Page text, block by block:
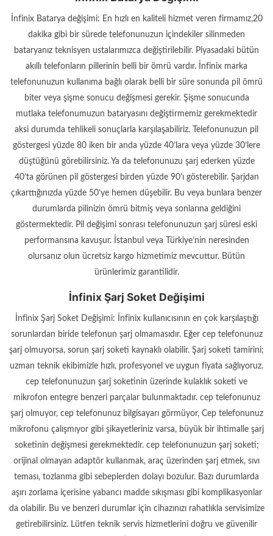
İnfinix Batarya değişimi: En hızlı en kaliteli hizmet veren firmamız,20
dakika gibi bir sürede telefonunuzun içindekiler silinmeden
bataryanız teknisyen ustalarımızca değiştirilebilir. Piyasadaki bütün
akıllı telefonların pillerinin belli bir ömrü vardır. İnfinix marka
telefonunuzun kullanıma bağlı olarak belli bir süre sonunda pil ömrü
biter veya şişme sonucu değişmesi gerekir. Şişme sonucunda
mutlaka telefonumuzun bataryasını değiştirmemiz gerekmektedir
aksi durumda tehlikeli sonuçlarla karşılaşabiliriz. Telefonunuzun pil
göstergesi yüzde 80 iken bir anda yüzde 40’lara veya yüzde 30’lere
düştüğünü görebilirsiniz. Ya da telefonunuzu şarj ederken yüzde
40’ta görünen pil göstergesi birden yüzde 90’ı gösterebilir. Şarjdan
çıkarttığınızda yüzde 50’ye hemen düşebilir. Bu veya bunlara benzer
durumlarda pilinizin ömrü bitmiş veya sonlarına geldiğini
göstermektedir. Pil değişimi sonrası telefonunuzun şarj süresi eski
performansına kavuşur. İstanbul veya Türkiye’nin neresinden
olursanız olun ücretsiz kargo hizmetimiz mevcuttur. Bütün
ürünlerimiz garantilidir.
İnfinix Şarj Soket Değişimi
İnfinix Şarj Soket Değişimi: İnfinix kullanıcısının en çok karşılaştığı
sorunlardan biride telefonun şarj olmamasıdır. Eğer cep telefonunuz
şarj olmuyorsa, sorun şarj soketi kaynaklı olabilir. Şarj soketi tamirini;
uzman teknik ekibimizle hızlı, profesyonel ve uygun fiyata sağlıyoruz.
cep telefonunuzun şarj soketinin üzerinde kulaklık soketi ve
mikrofon entegre benzeri parçalar bulunmaktadır. cep telefonunuz
şarj olmuyor, cep telefonunuz bilgisayarı görmüyor, Cep telefonunuz
mikrofonu çalışmıyor gibi şikayetleriniz varsa, büyük bir ihtimalle şarj
soketinin değişmesi gerekmektedir. cep telefonunuzun şarj soketi;
orijinal olmayan adaptör kullanmak, araç üzerinden şarj etmek, sıvı
teması, tozlanma gibi sebeplerden dolayı bozulur. Bazı durumlarda
aşırı zorlama içerisine yabancı madde sıkışması gibi komplikasyonlar
da olabilir. Bu ve benzeri durumlar için cihazınızı rahatlıkla servisimize
getirebilirsiniz. Lütfen teknik servis hizmetlerini doğru ve güvenilir